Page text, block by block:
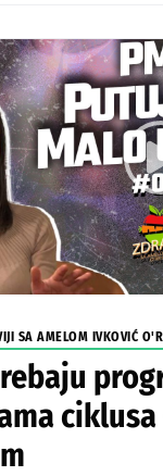
SA AMELOM IVKOVIĆ